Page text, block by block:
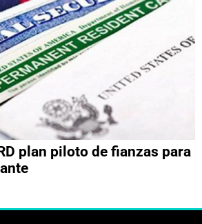
plan piloto de fianzas para